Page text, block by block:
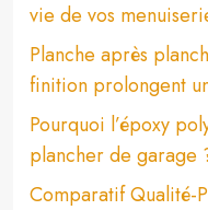
vie de vos
Planche après
finition prolongent
Pourquoi l’époxy
plancher de garage
Comparatif Qualité-